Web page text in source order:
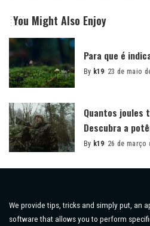
You Might Also Enjoy
Para que é
Posted
By k19 23 de maio
Quantos joules
Descubra a
Posted
By k19 26 de março
We provide tips, tricks and simply put, an
software that allows you to perform